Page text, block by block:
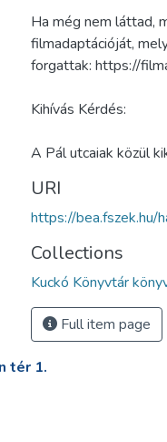
Ha még nem láttad,
filmadaptációját,
forgattak: https://
Kihívás Kérdés:
A Pál utcaiak közül
URI
https://
Collections
Kuckó Könyvtár
Full item page
tér 1.